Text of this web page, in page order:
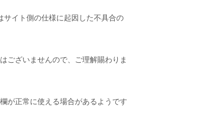
サイト側の仕様に起因した不具合の
ございませんので、ご理解賜わりま
が正常に使える場合があるようです